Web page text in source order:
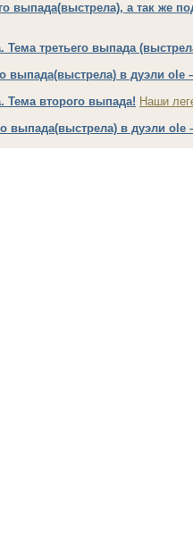
выпада(выстрела), а так же
третьего выпада
выпада(выстрела) в дуэли ole
Тема второго выпада! Наши
выпада(выстрела) в дуэли ole